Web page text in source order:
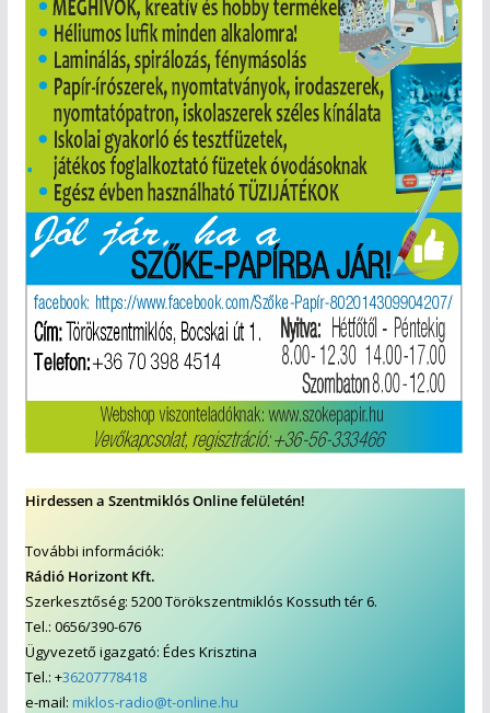
Hirdessen a Szentmiklós Online felületén!
További információk:
Rádió Horizont Kft.
Szerkesztőség: 5200 Törökszentmiklós Kossuth tér 6.
Tel.: 0656/390-676
Ügyvezető igazgató: Édes Krisztina
Tel.: +36207778418
e-mail: miklos-radio@t-online.hu